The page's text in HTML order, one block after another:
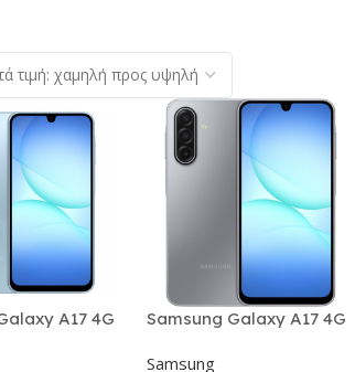
A17 4G
Samsung Galaxy A17 4G
Samsung